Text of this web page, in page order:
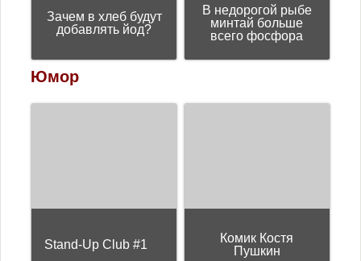
Зачем в хлеб будут
добавлять йод?
В недорогой рыбе
минтай больше
всего фосфора
Юмор
Stand-Up Club #1
Комик Костя
Пушкин